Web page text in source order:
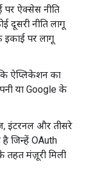
ऐक्सेस नीति
दूसरी नीति लागू
इकाई पर लागू
ऐप्लिकेशन का
या Google के
इंटरनल और तीसरे
जिन्हें OAuth
तहत मंज़ूरी मिली